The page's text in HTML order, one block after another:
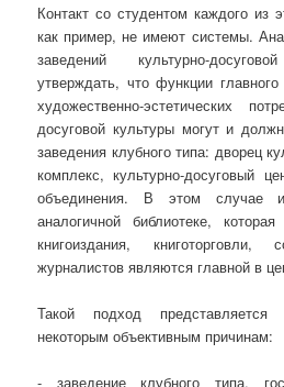
Контакт со студентом каждого из
как пример, не имеют системы.
заведений культурно-
утверждать, что функции
художественно-эстетических
досуговой культуры могут и
заведения клубного типа: дворец
комплекс, культурно-досуговый
объединения. В этом случае
аналогичной библиотеке,
книгоиздания,
журналистов являются главной в
Такой подход
некоторым объективным причинам:
- заведение клубного типа,